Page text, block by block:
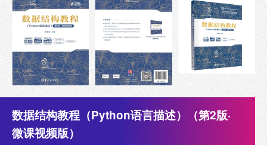
数据结构教程（Python语言描述）（第2版·
微课视频版）